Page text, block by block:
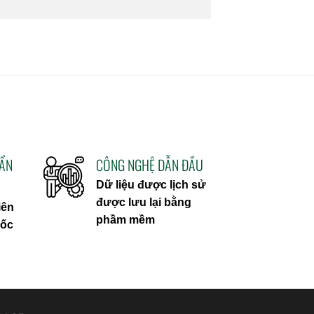
CÔNG NGHỆ DẪN ĐẦU
Dữ liệu được lịch sử
được lưu lại bằng
phầm mềm